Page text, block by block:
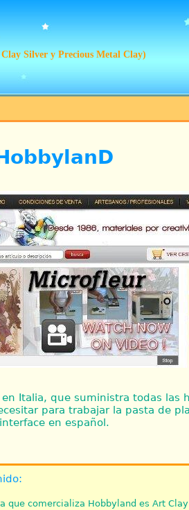
Silver y Precious Metal Clay)
Italia, que suministra todas las
para trabajar la pasta de
interface en español.
que comercializa Hobbyland es Art Clay